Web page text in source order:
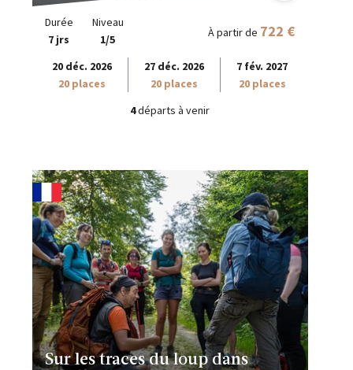
Durée
7 jrs
Niveau
1/5
À partir de 722 €
20 déc. 2026
20 places
27 déc. 2026
20 places
7 fév. 2027
20 places
4départs à venir
Sur les traces du loup dans